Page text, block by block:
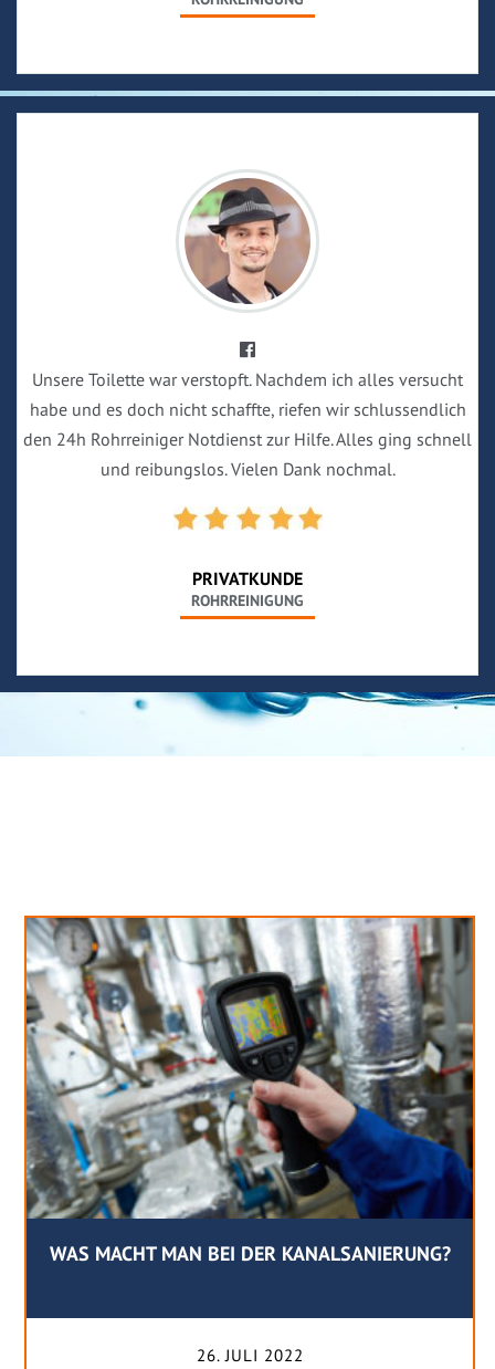
Unsere Toilette war verstopft. Nachdem ich alles versucht
habe und es doch nicht schaffte, riefen wir schlussendlich
den 24h Rohrreiniger Notdienst zur Hilfe. Alles ging schnell
und reibungslos. Vielen Dank nochmal.
PRIVATKUNDE
ROHRREINIGUNG
WAS MACHT MAN BEI DER KANALSANIERUNG?
26. JULI 2022